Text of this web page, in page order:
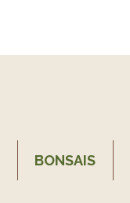
BONSAIS